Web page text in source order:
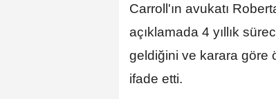
Carroll'ın avukatı
açıklamada 4 yıllık
geldiğini ve karara göre
ifade etti.